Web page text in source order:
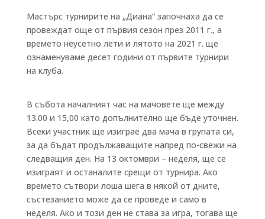
Мастърс турнирите на „Диана“ започнаха да се
провеждат още от първия сезон през 2011 г., а
времето неусетно лети и лятото на 2021 г. ще
ознаменуваме десет години от първите турнири
на клуба.
В събота началният час на мачовете ще между
13.00 и 15,00 като допълнително ще бъде уточнен.
Всеки участник ще изиграе два мача в групата си,
за да бъдат продължаващите напред по-свежи на
следващия ден. На 13 октомври – неделя, ще се
изиграят и останалите срещи от турнира. Ако
времето сътвори лоша шега в някой от дните,
състезанието може да се проведе и само в
неделя. Ако и този ден не става за игра, тогава ще